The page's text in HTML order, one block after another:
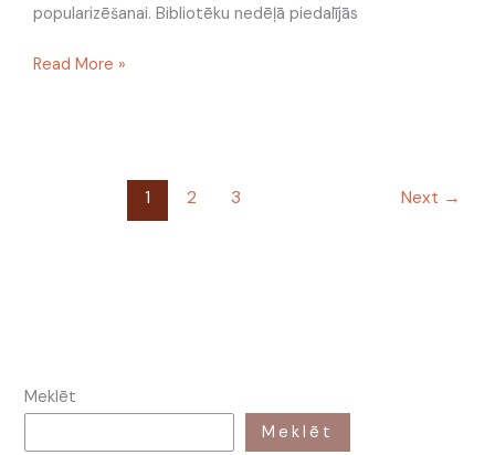
popularizēšanai. Bibliotēku nedēļā piedalījās
Read More »
1 2 3 Next →
Meklēt
Meklēt